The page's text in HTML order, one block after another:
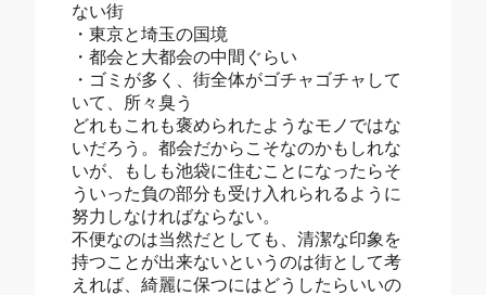
ない街
・東京と埼玉の国境
・都会と大都会の中間ぐらい
・ゴミが多く、街全体がゴチャゴチャして
いて、所々臭う
どれもこれも褒められたようなモノではな
いだろう。都会だからこそなのかもしれな
いが、もしも池袋に住むことになったらそ
ういった負の部分も受け入れられるように
努力しなければならない。
不便なのは当然だとしても、清潔な印象を
持つことが出来ないというのは街として考
えれば、綺麗に保つにはどうしたらいいの